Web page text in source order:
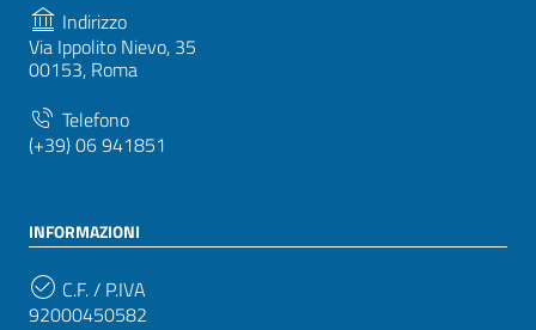
Indirizzo
Via Ippolito Nievo, 35
00153, Roma
Telefono
(+39) 06 941851
INFORMAZIONI
C.F. / P.IVA
92000450582